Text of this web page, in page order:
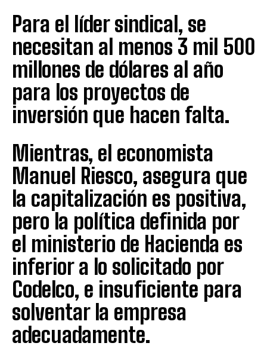
Para el líder sindical, se
necesitan al menos 3 mil 500
millones de dólares al año
para los proyectos de
inversión que hacen falta.
Mientras, el economista
Manuel Riesco, asegura que
la capitalización es positiva,
pero la política definida por
el ministerio de Hacienda es
inferior a lo solicitado por
Codelco, e insuficiente para
solventar la empresa
adecuadamente.